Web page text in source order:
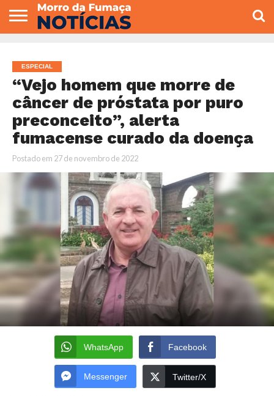
VEREADORES
ESPECIAL
“Vejo homem que morre de
câncer de próstata por puro
preconceito”, alerta
fumacense curado da doença
Postado em 27 de novembro de 2022
WhatsApp Facebook
Messenger Twitter/X